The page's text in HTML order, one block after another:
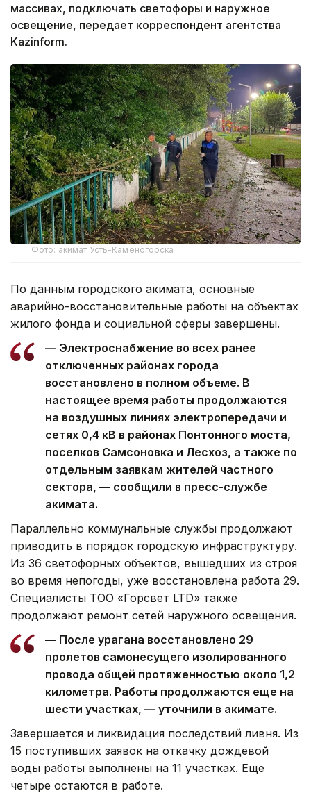
массивах, подключать светофоры и наружное
освещение, передает корреспондент агентства
Kazinform.
Фото: акимат Усть-Каменогорска
По данным городского акимата, основные
аварийно-восстановительные работы на объектах
жилого фонда и социальной сферы завершены.
— Электроснабжение во всех ранее
отключенных районах города
восстановлено в полном объеме. В
настоящее время работы продолжаются
на воздушных линиях электропередачи и
сетях 0,4 кВ в районах Понтонного моста,
поселков Самсоновка и Лесхоз, а также по
отдельным заявкам жителей частного
сектора, — сообщили в пресс-службе
акимата.
Параллельно коммунальные службы продолжают
приводить в порядок городскую инфраструктуру.
Из 36 светофорных объектов, вышедших из строя
во время непогоды, уже восстановлена работа 29.
Специалисты ТОО «Горсвет LTD» также
продолжают ремонт сетей наружного освещения.
— После урагана восстановлено 29
пролетов самонесущего изолированного
провода общей протяженностью около 1,2
километра. Работы продолжаются еще на
шести участках, — уточнили в акимате.
Завершается и ликвидация последствий ливня. Из
15 поступивших заявок на откачку дождевой
воды работы выполнены на 11 участках. Еще
четыре остаются в работе.